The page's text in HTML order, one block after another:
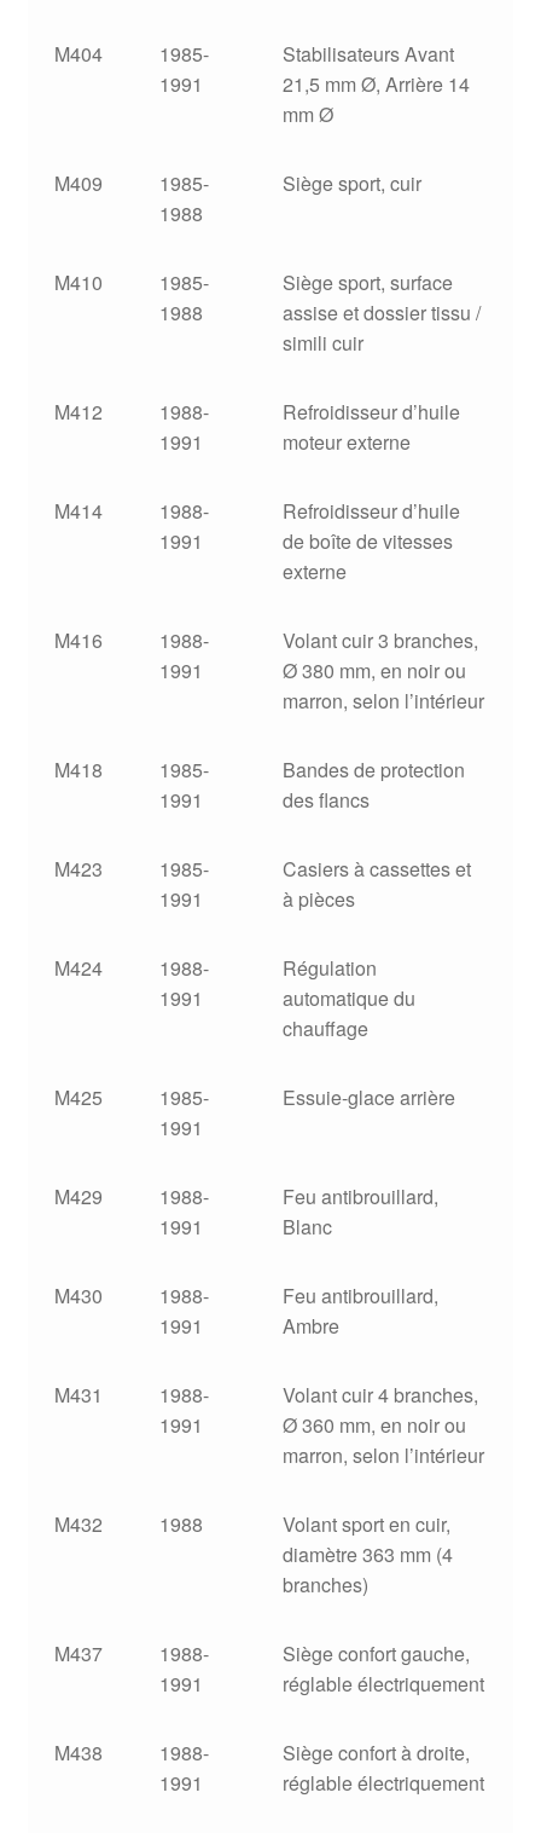
M404
1985-
1991
Stabilisateurs Avant
21,5 mm Ø, Arrière 14
mm Ø
M409
1985-
1988
Siège sport, cuir
M410
1985-
1988
Siège sport, surface
assise et dossier tissu /
simili cuir
M412
1988-
1991
Refroidisseur d’huile
moteur externe
M414
1988-
1991
Refroidisseur d’huile
de boîte de vitesses
externe
M416
1988-
1991
Volant cuir 3 branches,
Ø 380 mm, en noir ou
marron, selon l’intérieur
M418
1985-
1991
Bandes de protection
des flancs
M423
1985-
1991
Casiers à cassettes et
à pièces
M424
1988-
1991
Régulation
automatique du
chauffage
M425
1985-
1991
Essuie-glace arrière
M429
1988-
1991
Feu antibrouillard,
Blanc
M430
1988-
1991
Feu antibrouillard,
Ambre
M431
1988-
1991
Volant cuir 4 branches,
Ø 360 mm, en noir ou
marron, selon l’intérieur
M432 1988
Volant sport en cuir,
diamètre 363 mm (4
branches)
M437
1988-
1991
Siège confort gauche,
réglable électriquement
M438
1988-
1991
Siège confort à droite,
réglable électriquement